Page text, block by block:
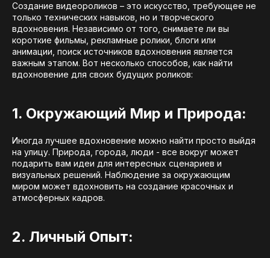
Создание видеороликов – это искусство, требующее не
только технических навыков, но и творческого
вдохновения. Независимо от того, снимаете ли вы
короткие фильмы, рекламные ролики, блоги или
анимации, поиск источников вдохновения является
важным этапом. Вот несколько способов, как найти
вдохновение для своих будущих роликов:
1. Окружающий Мир и Природа:
Иногда лучшее вдохновение можно найти просто выйдя
на улицу. Природа, города, люди - все вокруг может
подарить вам идеи для интересных сценариев и
визуальных решений. Наблюдение за окружающим
миром может вдохновить на создание красочных и
атмосферных кадров.
2. Личный Опыт: